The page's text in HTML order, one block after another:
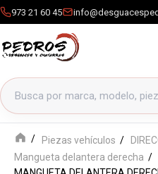
973 21 60 45
Buscar productos
Piezas vehículos
Mangueta delantera derecha